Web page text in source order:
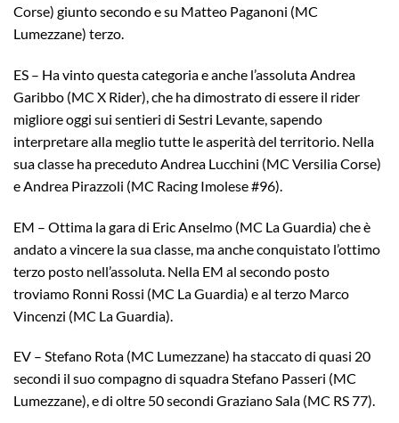
Corse) giunto secondo e su Matteo Paganoni (MC
Lumezzane) terzo.
ES – Ha vinto questa categoria e anche l’assoluta Andrea
Garibbo (MC X Rider), che ha dimostrato di essere il rider
migliore oggi sui sentieri di Sestri Levante, sapendo
interpretare alla meglio tutte le asperità del territorio. Nella
sua classe ha preceduto Andrea Lucchini (MC Versilia Corse)
e Andrea Pirazzoli (MC Racing Imolese #96).
EM – Ottima la gara di Eric Anselmo (MC La Guardia) che è
andato a vincere la sua classe, ma anche conquistato l’ottimo
terzo posto nell’assoluta. Nella EM al secondo posto
troviamo Ronni Rossi (MC La Guardia) e al terzo Marco
Vincenzi (MC La Guardia).
EV – Stefano Rota (MC Lumezzane) ha staccato di quasi 20
secondi il suo compagno di squadra Stefano Passeri (MC
Lumezzane), e di oltre 50 secondi Graziano Sala (MC RS 77).